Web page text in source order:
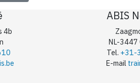
4b
ABIS
NL-3447
Tel. +31-
E-mail